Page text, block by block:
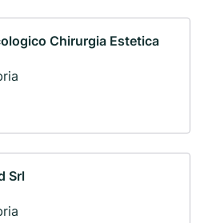
Chirurgia Estetica
Srl